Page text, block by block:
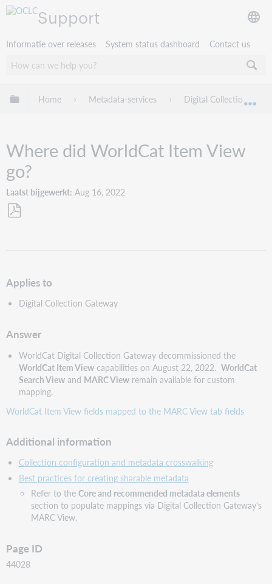
Support
Informatie over releases System status dashboard Contact us
Mondiale hiërarchie uitvouwen / samenvouwen
Home Metadata-services Digital Collection
Where did WorldCat Item View
go?
Laatst bijgewerkt Aug 16, 2022
Applies to
Digital Collection Gateway
Answer
WorldCat Digital Collection Gateway decommissioned the
WorldCat Item Viewcapabilities on August 22, 2022. WorldCat
Search Viewand MARC Viewremain available for custom
mapping.
WorldCat Item View fields mapped to the MARC View tab fields
Additional information
Collection configuration and metadata crosswalking
Best practices for creating sharable metadata
Refer to the Core and recommended metadata elements
section to populate mappings via Digital Collection Gateway's
MARC View.
Page ID
44028